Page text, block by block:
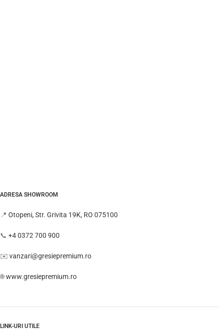
ADRESA SHOWROOM
📍 Otopeni, Str. Grivita 19K, RO 075100
📞 +4 0372 700 900
✉️ vanzari@gresiepremium.ro
🌐www.gresiepremium.ro
LINK-URI UTILE